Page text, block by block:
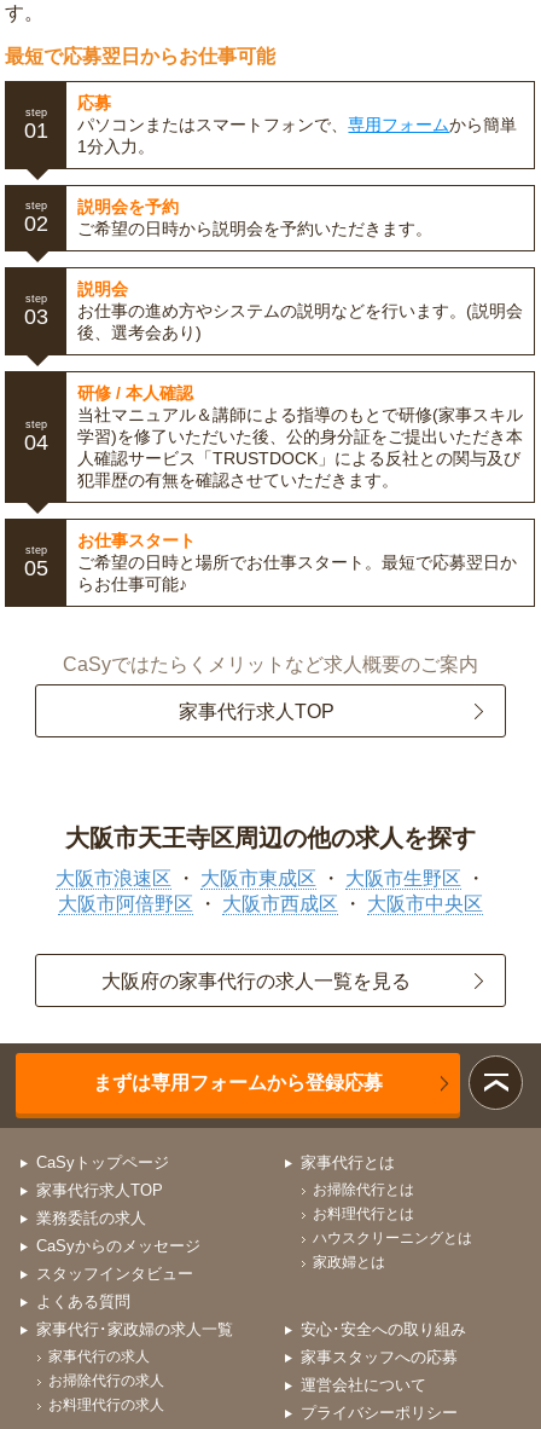
す。
最短で応募翌日からお仕事可能
step
01
応募
パソコンまたはスマートフォンで、専用フォームから簡単
1分入力。
step
02
説明会を予約
ご希望の日時から説明会を予約いただきます。
step
03
説明会
お仕事の進め方やシステムの説明などを行います。(説明会
後、選考会あり)
step
04
研修 / 本人確認
当社マニュアル＆講師による指導のもとで研修(家事スキル
学習)を修了いただいた後、公的身分証をご提出いただき本
人確認サービス「TRUSTDOCK」による反社との関与及び
犯罪歴の有無を確認させていただきます。
step
05
お仕事スタート
ご希望の日時と場所でお仕事スタート。最短で応募翌日か
らお仕事可能♪
CaSyではたらくメリットなど求人概要のご案内
家事代行求人TOP
大阪市天王寺区周辺の他の求人を探す
大阪市浪速区 大阪市東成区
大阪市生野区
大阪市阿倍野区
大阪市西成区 大阪市中央区
大阪府の家事代行の求人一覧を見る
まずは専用フォームから登録応募
CaSyトップページ
家事代行求人TOP
業務委託の求人
CaSyからのメッセージ
スタッフインタビュー
よくある質問
家事代行とは
お掃除代行とは
お料理代行とは
ハウスクリーニングとは
家政婦とは
家事代行･家政婦の求人一覧
家事代行の求人
お掃除代行の求人
お料理代行の求人
安心･安全への取り組み
家事スタッフへの応募
運営会社について
プライバシーポリシー